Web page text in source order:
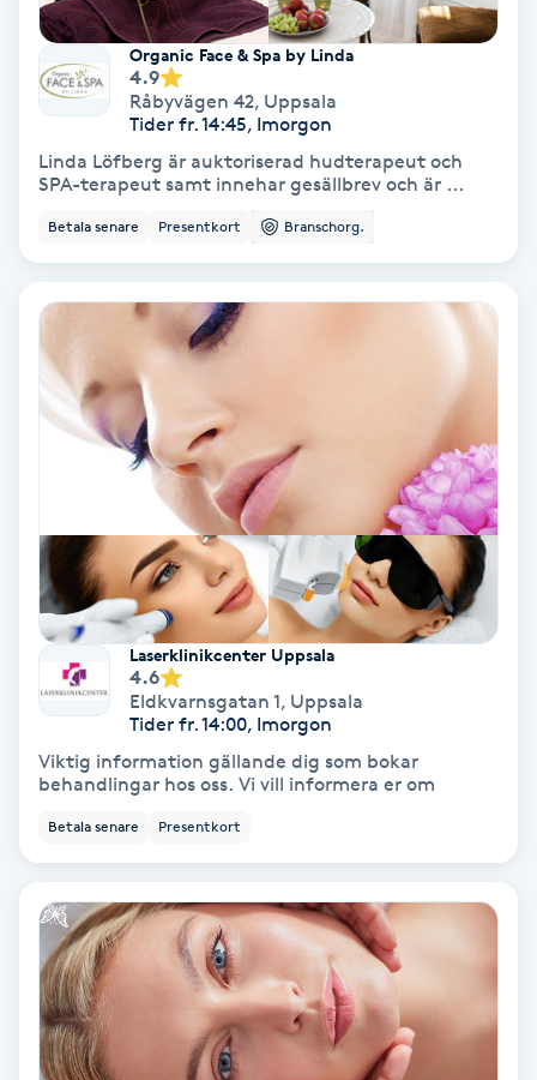
Hälsa
Hälsprickor
Idrottsmassage
IPL hårborttagning
IR-massage
Japansk massage
K18
Katun fransar
Kemisk peeling
Keratinbehandling
Kinesisk medicin
Kiropraktik
Klangmassage
Organic Face & Spa by Linda
4.9
Råbyvägen 42, Uppsala
Tider fr. 14:45, Imorgon
Linda Löfberg är auktoriserad hudterapeut och
SPA-terapeut samt innehar gesällbrev och är ...
Betala senare Presentkort Branschorg.
Laserklinikcenter Uppsala
4.6
Eldkvarnsgatan 1, Uppsala
Tider fr. 14:00, Imorgon
Viktig information gällande dig som bokar
behandlingar hos oss. Vi vill informera er om
Betala senare Presentkort